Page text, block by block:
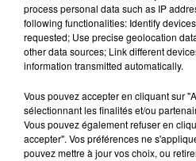
100%
28 mai 2025 - 4 min 14 sec
LES INFOS DU TARN DU
process personal data such as IP
following functionalities: Identify
requested; Use precise geolocation
other data sources; Link different
information transmitted automatically.
Vous pouvez accepter en cliquant sur
sélectionnant les finalités et/ou
Vous pouvez également refuser en
accepter". Vos préférences ne
pouvez mettre à jour vos choix, ou